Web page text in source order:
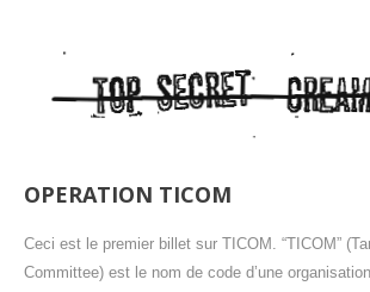
OPERATION TICOM
Ceci est le premier billet sur TICOM. “TICOM”
Committee) est le nom de code d’une